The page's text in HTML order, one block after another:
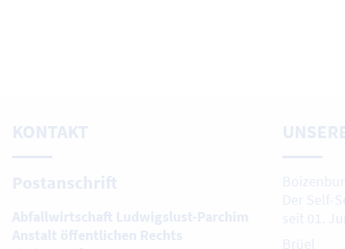
KONTAKT
Postanschrift
Abfallwirtschaft Ludwigslust-Parchim
Anstalt öffentlichen Rechts
Der Self-
seit 01.
Brüel